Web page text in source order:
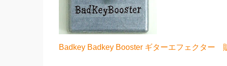
Badkey Badkey Booster ギターエフェクター